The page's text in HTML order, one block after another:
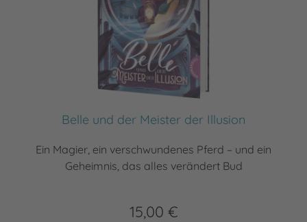
Belle und der Meister der Illusion
Ein Magier, ein verschwundenes Pferd – und ein
Geheimnis, das alles verändert Bud
15,00 €